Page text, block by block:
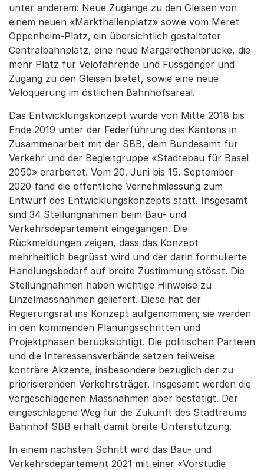
unter anderem: Neue Zugänge zu den Gleisen von
einem neuen «Markthallenplatz» sowie vom Meret
Oppenheim-Platz, ein übersichtlich gestalteter
Centralbahnplatz, eine neue Margarethenbrücke, die
mehr Platz für Velofahrende und Fussgänger und
Zugang zu den Gleisen bietet, sowie eine neue
Veloquerung im östlichen Bahnhofsareal.
Das Entwicklungskonzept wurde von Mitte 2018 bis
Ende 2019 unter der Federführung des Kantons in
Zusammenarbeit mit der SBB, dem Bundesamt für
Verkehr und der Begleitgruppe «Städtebau für Basel
2050» erarbeitet. Vom 20. Juni bis 15. September
2020 fand die öffentliche Vernehmlassung zum
Entwurf des Entwicklungskonzepts statt. Insgesamt
sind 34 Stellungnahmen beim Bau- und
Verkehrsdepartement eingegangen. Die
Rückmeldungen zeigen, dass das Konzept
mehrheitlich begrüsst wird und der darin formulierte
Handlungsbedarf auf breite Zustimmung stösst. Die
Stellungnahmen haben wichtige Hinweise zu
Einzelmassnahmen geliefert. Diese hat der
Regierungsrat ins Konzept aufgenommen; sie werden
in den kommenden Planungsschritten und
Projektphasen berücksichtigt. Die politischen Parteien
und die Interessensverbände setzen teilweise
konträre Akzente, insbesondere bezüglich der zu
priorisierenden Verkehrsträger. Insgesamt werden die
vorgeschlagenen Massnahmen aber bestätigt. Der
eingeschlagene Weg für die Zukunft des Stadtraums
Bahnhof SBB erhält damit breite Unterstützung.
In einem nächsten Schritt wird das Bau- und
Verkehrsdepartement 2021 mit einer «Vorstudie